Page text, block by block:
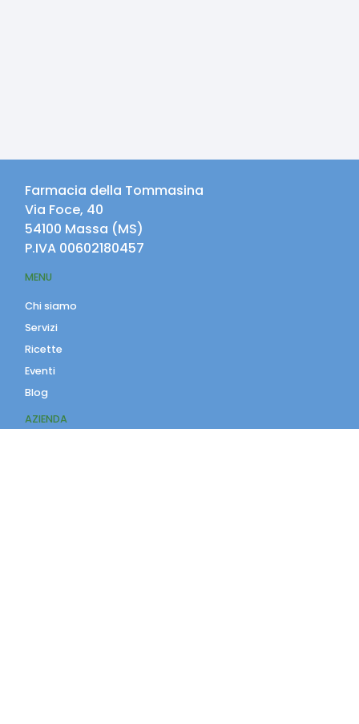
Farmacia della Tommasina
Via Foce, 40
54100 Massa (MS)
P.IVA 00602180457
MENU
Chi siamo
Servizi
Ricette
Eventi
Blog
AZIENDA